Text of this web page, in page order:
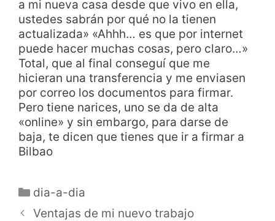
a mi nueva casa desde que vivo en ella,
ustedes sabrán por qué no la tienen
actualizada» «Ahhh… es que por internet
puede hacer muchas cosas, pero claro…»
Total, que al final conseguí que me
hicieran una transferencia y me enviasen
por correo los documentos para firmar.
Pero tiene narices, uno se da de alta
«online» y sin embargo, para darse de
baja, te dicen que tienes que ir a firmar a
Bilbao
dia-a-dia
Ventajas de mi nuevo trabajo